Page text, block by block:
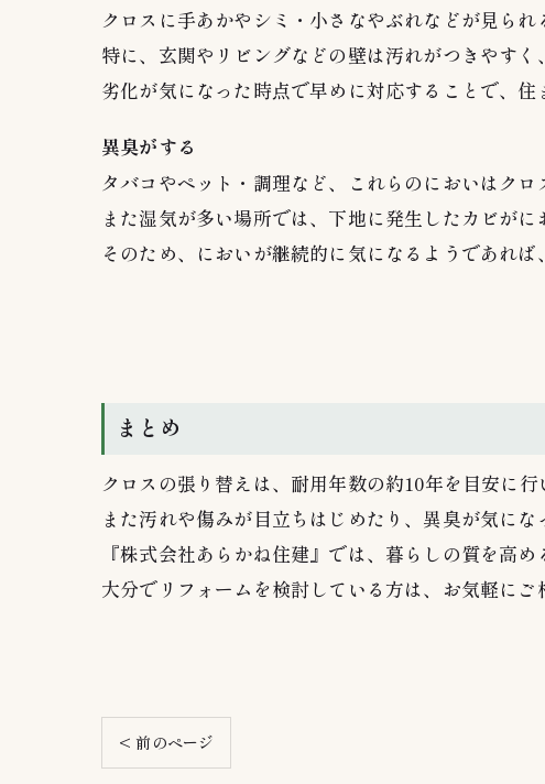
クロスに手あかやシミ・小さなやぶれなどが見ら
特に、玄関やリビングなどの壁は汚れがつきやす
劣化が気になった時点で早めに対応することで、住
異臭がする
タバコやペット・調理など、これらのにおいはク
また湿気が多い場所では、下地に発生したカビが
そのため、においが継続的に気になるようであれ
まとめ
クロスの張り替えは、耐用年数の約10年を目安に行
また汚れや傷みが目立ちはじめたり、異臭が気に
『株式会社あらかね住建』では、暮らしの質を高
大分でリフォームを検討している方は、お気軽にご
< 前のページ